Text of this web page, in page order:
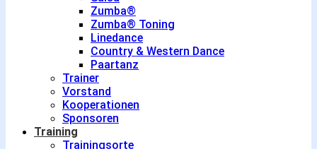
Zumba®
Zumba® Toning
Linedance
Country & Western Dance
Paartanz
Trainer
Vorstand
Kooperationen
Sponsoren
Training
Trainingsorte